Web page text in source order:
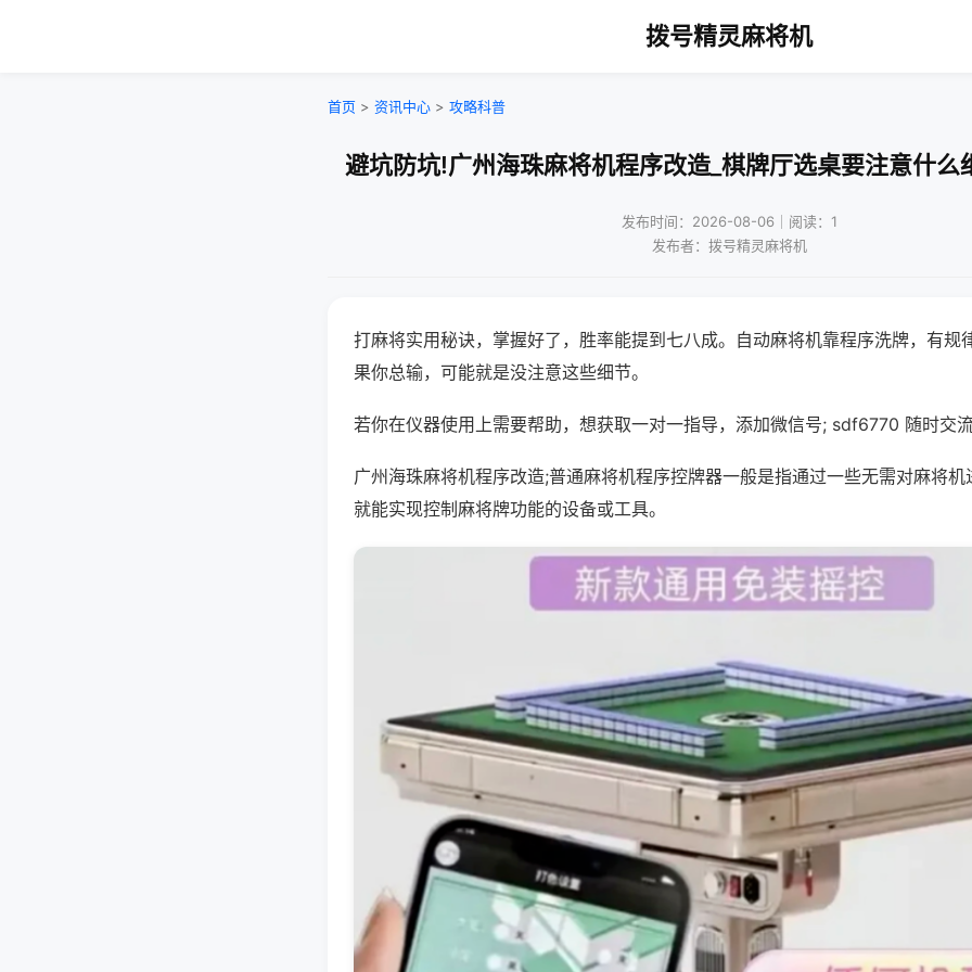
拨号精灵麻将机
首页 > 资讯中心 > 攻略科普
避坑防坑!广州海珠麻将机程序改造_棋牌厅选桌要注意什么
发布时间：2026-08-06｜阅读：1
发布者：拨号精灵麻将机
打麻将实用秘诀，掌握好了，胜率能提到七八成。自动麻将机靠程序洗牌，有规
果你总输，可能就是没注意这些细节。
若你在仪器使用上需要帮助，想获取一对一指导，添加微信号; sdf6770 随时交
广州海珠麻将机程序改造;普通麻将机程序控牌器一般是指通过一些无需对麻将
就能实现控制麻将牌功能的设备或工具。